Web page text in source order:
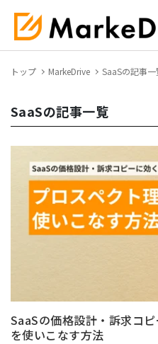
トップ MarkeDrive SaaSの記事一
SaaSの記事一覧
SaaSの価格設計・訴求コ
を使いこなす方法